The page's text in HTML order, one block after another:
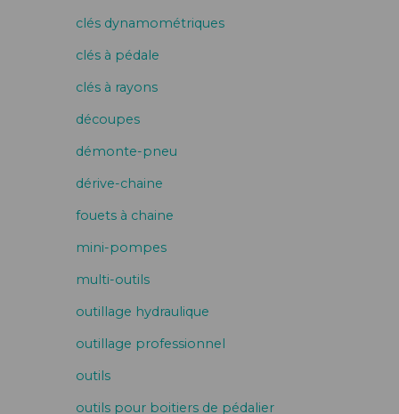
clés dynamométriques
clés à pédale
clés à rayons
découpes
démonte-pneu
dérive-chaine
fouets à chaine
mini-pompes
multi-outils
outillage hydraulique
outillage professionnel
outils
outils pour boitiers de pédalier